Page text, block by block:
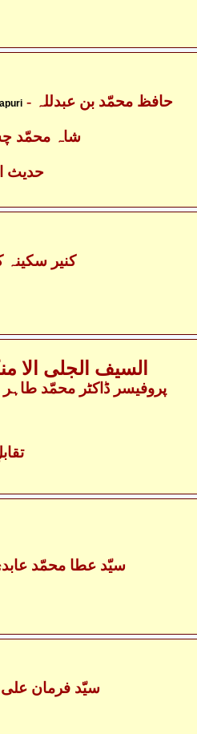
- حافظ محمّد بن عبدللہ
- حدیث
- کنیر
-
- سیّد فرمان